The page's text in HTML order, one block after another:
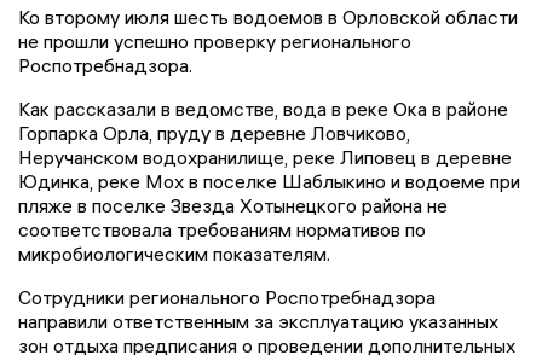
Ко второму июля шесть водоемов в Орловской области
не прошли успешно проверку регионального
Роспотребнадзора.
Как рассказали в ведомстве, вода в реке Ока в районе
Горпарка Орла, пруду в деревне Ловчиково,
Неручанском водохранилище, реке Липовец в деревне
Юдинка, реке Мох в поселке Шаблыкино и водоеме при
пляже в поселке Звезда Хотынецкого района не
соответствовала требованиям нормативов по
микробиологическим показателям.
Сотрудники регионального Роспотребнадзора
направили ответственным за эксплуатацию указанных
зон отдыха предписания о проведении дополнительных